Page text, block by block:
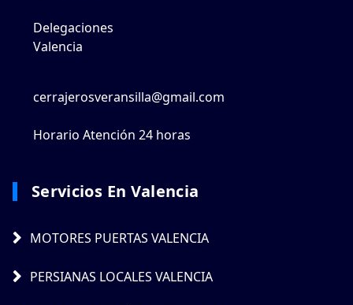
Delegaciones
Valencia
cerrajerosveransilla@gmail.com
Horario Atención 24 horas
Servicios En Valencia
MOTORES PUERTAS VALENCIA
PERSIANAS LOCALES VALENCIA